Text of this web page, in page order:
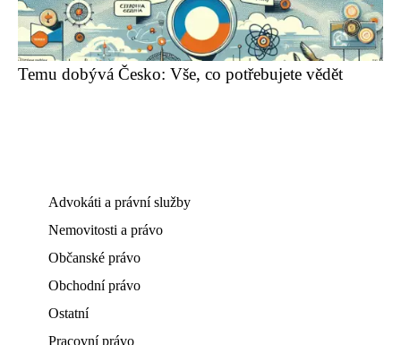
Temu dobývá Česko: Vše, co potřebujete vědět
Advokáti a právní služby
Nemovitosti a právo
Občanské právo
Obchodní právo
Ostatní
Pracovní právo